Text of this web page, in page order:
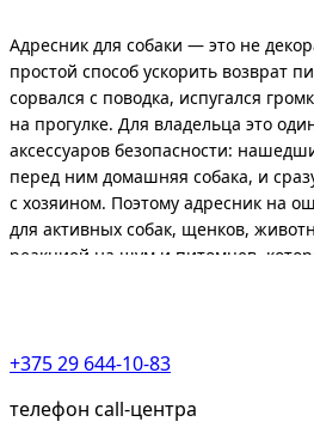
Адресник для собаки — это не
простой способ ускорить возврат
сорвался с поводка, испугался
на прогулке. Для владельца это
аксессуаров безопасности:
перед ним домашняя собака, и
с хозяином. Поэтому адресник на
для активных собак, щенков,
реакцией на шум и питомцев,
товаров, а помощь в выборе.
понять, какой формат подойдет
классический медальон для собаки с
+375 29 644-10-83
телефон call-центра